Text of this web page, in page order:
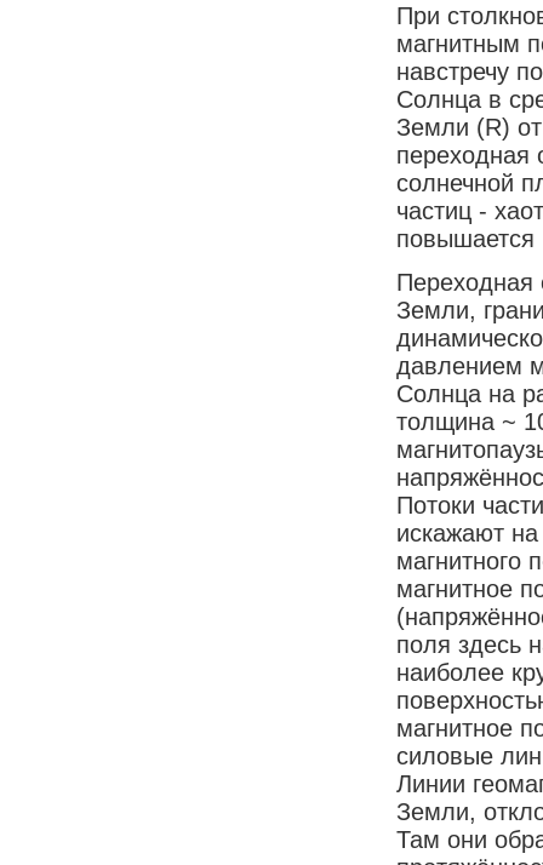
При
магнитным
навстречу
Солнца в
Земли (R)
переходная
солнечной
частиц -
повышается
Переходная
Земли,
давлением
Солнца на
толщина ~
Потоки
искажают на
магнитного
магнитное
поля здесь
наиболее
магнитное
силовые
Линии
Земли,
Там они